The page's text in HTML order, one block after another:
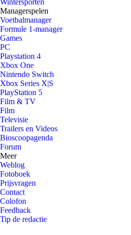
Wintersporten
Managerspelen
Voetbalmanager
Formule 1-manager
Games
PC
Playstation 4
Xbox One
Nintendo Switch
Xbox Series X|S
PlayStation 5
Film & TV
Film
Televisie
Trailers en Videos
Bioscoopagenda
Forum
Meer
Weblog
Fotoboek
Prijsvragen
Contact
Colofon
Feedback
Tip de redactie